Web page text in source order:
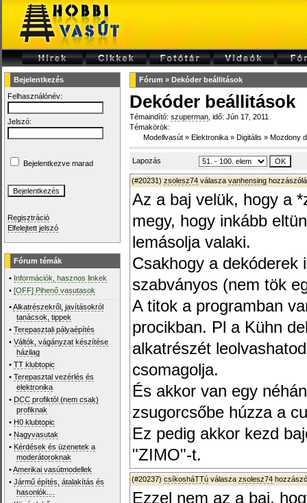
Bejelentkezés
Felhasználónév:
Jelszó:
Bejelentkezve marad
Regisztráció
Elfelejtett jelszó
Fórum témák
• Információk, hasznos linkek
•[OFF] Pihenő vasutasok
•Alkatrészekről, javításokról
tanácsok, tippek
•Terepasztali pályaépítés
•Váltók, vágányzat készítése
házilag
•TT klubtopic
•Terepasztal vezérlés és
elektronika
• DCC profiktól (nem csak)
profiknak
• H0 klubtopic
• Nagyvasutak
• Kérdések és üzenetek a
moderátoroknak
•Amerikai vasútmodellek
•Jármű építés, átalakítás és
hasonlók....
Fórum » Dekóder beállitások
Dekóder beállitások
Témaindító: szuperman , idő: Jún 17, 2011
Témakörök:
Modellvasút » Elektronika » Digitális » Mozdony
Lapozás
(#20231) zsolesz74 válasza vanhensing
Az a baj velük, hogy a
megy, hogy inkább
lemásolja valaki.
Csakhogy a dekóderek
szabványos (nem tök
A titok a programban
procikban. Pl a Kühn
alkatrészét
csomagolja.
És akkor van egy
zsugorcsőbe húzza a
Ez pedig akkor kezd
"ZIMO"-t.
(#20237) csíkosháTTú válasza zsolesz74
Ezzel nem az a baj,